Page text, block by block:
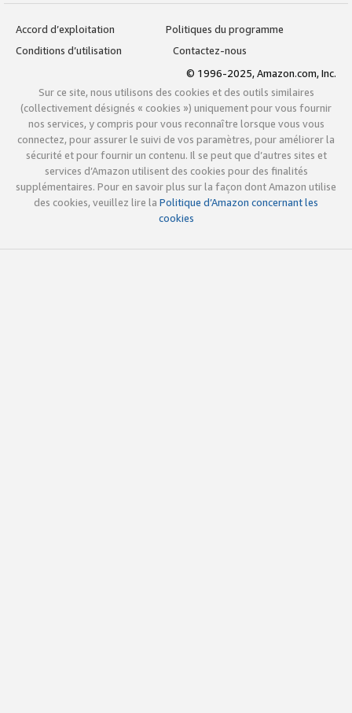
Accord d’exploitation
Politiques du programme
Conditions d’utilisation
Contactez-nous
© 1996-2025, Amazon.com, Inc.
Sur ce site, nous utilisons des cookies et des outils similaires
(collectivement désignés « cookies ») uniquement pour vous fournir
nos services, y compris pour vous reconnaître lorsque vous vous
connectez, pour assurer le suivi de vos paramètres, pour améliorer la
sécurité et pour fournir un contenu. Il se peut que d’autres sites et
services d’Amazon utilisent des cookies pour des finalités
supplémentaires. Pour en savoir plus sur la façon dont Amazon utilise
des cookies, veuillez lire la Politique d’Amazon concernant les
cookies